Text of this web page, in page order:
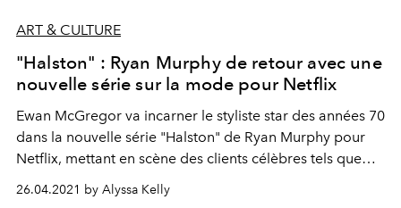
ART & CULTURE
"Halston" : Ryan Murphy de retour avec une
nouvelle série sur la mode pour Netflix
Ewan McGregor va incarner le styliste star des années 70
dans la nouvelle série "Halston" de Ryan Murphy pour
Netflix, mettant en scène des clients célèbres tels que
Liza Minelli, Elsa Peretti et le reste de les habitués du
26.04.2021 by Alyssa Kelly